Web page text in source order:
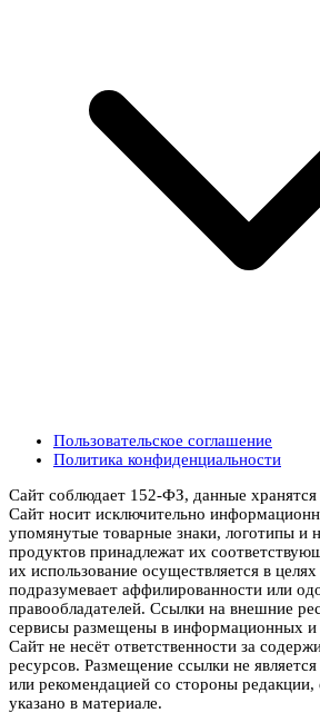
Пользовательское соглашение
Политика конфиденциальности
Сайт соблюдает 152-ФЗ, данные хранятся
Сайт носит исключительно
упомянутые товарные знаки, логотипы и
продуктов принадлежат их
их использование осуществляется в
подразумевает аффилированности или
правообладателей. Ссылки на внешние
сервисы размещены в информационных и
Сайт не несёт ответственности за
ресурсов. Размещение ссылки не
или рекомендацией со стороны
указано в материале.